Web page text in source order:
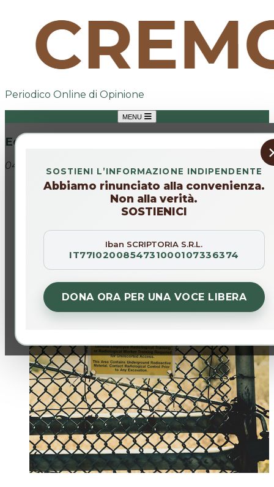
Periodico Online di Opinione
MENU
SOSTIENI L’INFORMAZIONE INDIPENDENTE
Abbiamo rinunciato alla convenienza.
Non alla verità.
SOSTIENICI
Iban SCRIPTORIA S.R.L.
IT77I0200854731000107336374
DONA ORA PER UNA VOCE LIBERA
Editoriale
04 nov 2025